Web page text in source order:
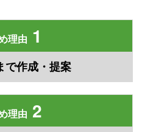
理由 1
で作成・提案
理由 2